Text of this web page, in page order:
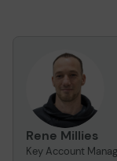
Rene Millies
Key Account